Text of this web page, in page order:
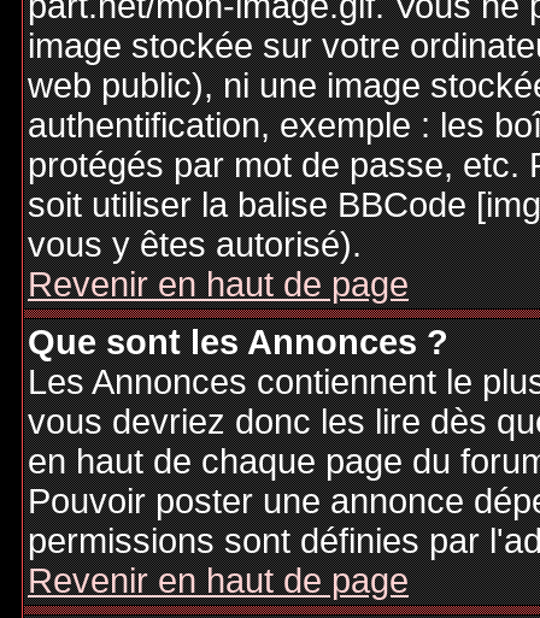
image stockée sur votre
web public), ni une image
authentification, exemple : les
protégés par mot de passe, etc.
soit utiliser la balise BBCode
vous y êtes autorisé).
Revenir en haut de page
Que sont les Annonces ?
Les Annonces contiennent le
vous devriez donc les lire dès
en haut de chaque page du
Pouvoir poster une annonce
permissions sont définies par
Revenir en haut de page